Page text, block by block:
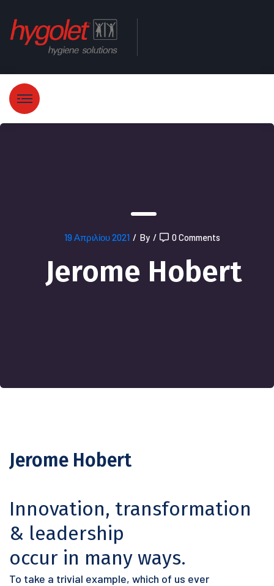
19 Απριλίου 2021 / By / 0 Comments
Jerome Hobert
Jerome Hobert
Innovation, transformation
& leadership
occur in many ways.
To take a trivial example, which of us ever